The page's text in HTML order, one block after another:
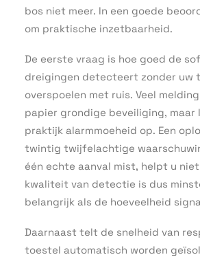
bos niet meer. In een goede
om praktische inzetbaarheid.
De eerste vraag is hoe goed de
dreigingen detecteert zonder uw
overspoelen met ruis. Veel
papier grondige beveiliging, maar
praktijk alarmmoeheid op. Een
twintig twijfelachtige
één echte aanval mist, helpt u
kwaliteit van detectie is dus
belangrijk als de hoeveelheid
Daarnaast telt de snelheid van
toestel automatisch worden